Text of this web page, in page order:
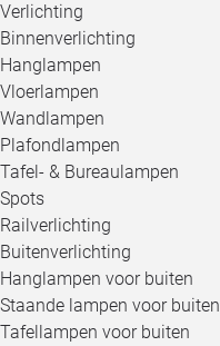
Verlichting
Binnenverlichting
Hanglampen
Vloerlampen
Wandlampen
Plafondlampen
Tafel- & Bureaulampen
Spots
Railverlichting
Buitenverlichting
Hanglampen voor buiten
Staande lampen voor buiten
Tafellampen voor buiten